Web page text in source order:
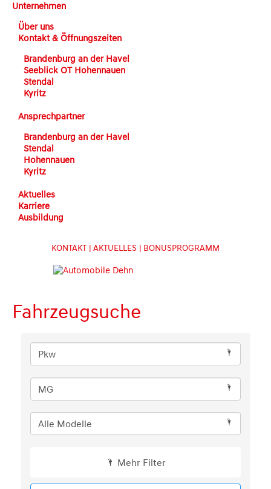
Unternehmen
Über uns
Kontakt & Öffnungszeiten
Brandenburg an der Havel
Seeblick OT Hohennauen
Stendal
Kyritz
Ansprechpartner
Brandenburg an der Havel
Stendal
Hohennauen
Kyritz
Aktuelles
Karriere
Ausbildung
KONTAKT | AKTUELLES | BONUSPROGRAMM
Fahrzeugsuche
Mehr Filter